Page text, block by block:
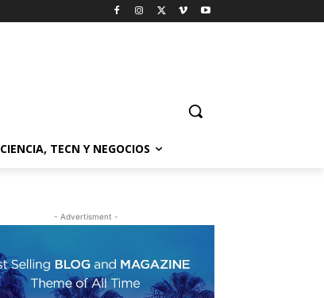
CIENCIA, TECN Y NEGOCIOS
- Advertisment -